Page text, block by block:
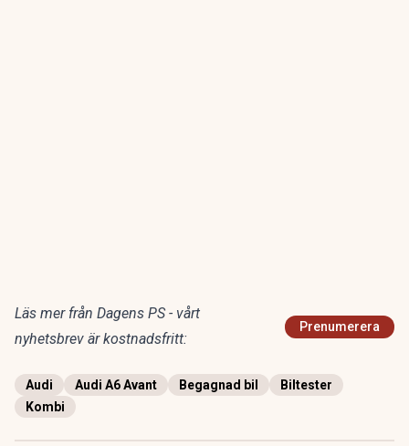
Läs mer från Dagens PS - vårt
nyhetsbrev är kostnadsfritt:
Prenumerera
Audi Audi A6 Avant Begagnad bil
Biltester
Kombi